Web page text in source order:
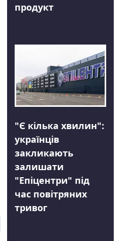
продукт
"Є кілька хвилин":
українців
закликають
залишати
"Епіцентри" під
час повітряних
тривог